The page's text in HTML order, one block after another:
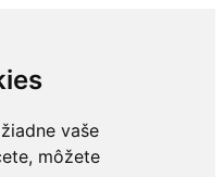
vaše
môžete